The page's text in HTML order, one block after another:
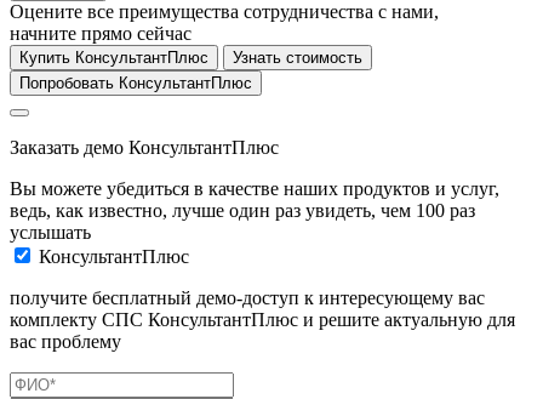
Оцените все преимущества сотрудничества с нами,
начните прямо сейчас
Купить КонсультантПлюс
Узнать стоимость
Попробовать КонсультантПлюс
Заказать демо КонсультантПлюс
Вы можете убедиться в качестве наших продуктов и услуг,
ведь, как известно, лучше один раз увидеть, чем 100 раз
услышать
КонсультантПлюс
получите бесплатный демо-доступ к интересующему вас
комплекту СПС КонсультантПлюс и решите актуальную для
вас проблему